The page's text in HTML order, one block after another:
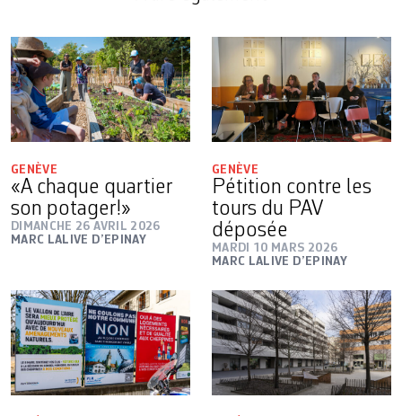
GENÈVE
«A chaque quartier
son potager!»
DIMANCHE 26 AVRIL 2026
MARC LALIVE D’EPINAY
GENÈVE
Pétition contre les
tours du PAV
déposée
MARDI 10 MARS 2026
MARC LALIVE D’EPINAY